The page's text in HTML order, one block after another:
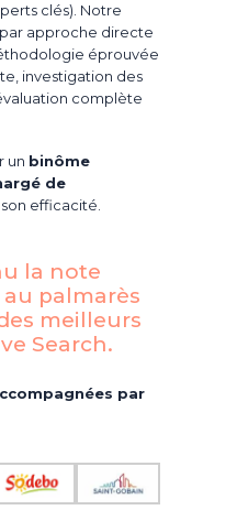
clés). Notre
approche directe
éprouvée
investigation des
complète
un binôme
de
efficacité.
la note
palmarès
meilleurs
Search.​
par